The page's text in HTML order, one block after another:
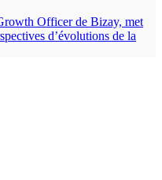
Officer de Bizay, met
d’évolutions de la